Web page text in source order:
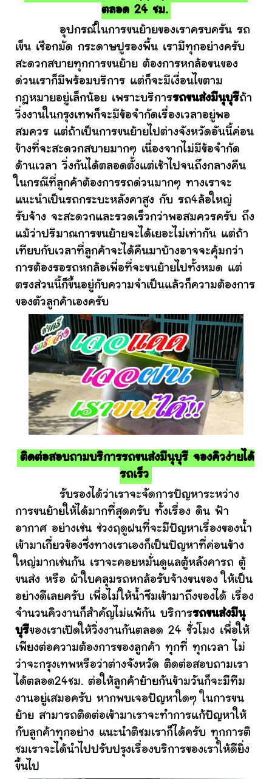
ตลอด 24 ชม.
อุปกรณ์ในการขนย้ายของเราครบครัน รถ
เข็น เชือกมัด กระดาษปูรองพื้น เรามีทุกอย่างครับ
สะดวกสบายทุกการขนย้าย ต้องการหกล้อขนของ
ด่วนเราก็มีพร้อมบริการ แต่ก็จะมีเงื่อนไขตาม
กฎหมายอยู่เล็กน้อย เพราะบริการรถขนส่งมีนุบุรีถ้า
วิ่งงานในกรุงเทพก็จะมีข้อจำกัดเรื่องเวลาอยู่พอ
สมควร แต่ถ้าเป็นการขนย้ายไปต่างจังหวัดอันนี้ค่อน
ข้างที่จะสะดวกสบายมากๆ เนื่องจากไม่มีข้อจำกัด
ด้านเวลา วิ่งกันได้ตลอดตั้งแต่เช้าไปจนถึงกลางคืน
ในกรณีที่ลูกค้าต้องการรถด่วนมากๆ ทางเราจะ
แนะนำเป็นรถกระบะหลังคาสูง กับ รถ4ล้อใหญ่
รับจ้าง จะสะดวกและรวดเร็วกว่าพอสมควรครับ ถึง
แม้ว่าปริมาณการขนย้ายจะได้เยอะไม่เท่ากัน แต่ถ้า
เทียบกับเวลาที่ลูกค้าจะได้คืนมาบ้างอาจจะคุ้มกว่า
การต้องรอรถหกล้อเพื่อที่จะขนย้ายไปทั้งหมด แต่
ตรงส่วนนี้ก็ขึ้นอยู่กับความจำเป็นแล้วก็ความต้องการ
ของตัวลูกค้าเองครับ
ติดต่อสอบถามบริการรถขนส่งมีนุบุรี จองคิวง่ายได้
รถเร็ว
รับรองได้ว่าเราจะจัดการปัญหาระหว่าง
การขนย้ายให้ได้มากที่สุดครับ ทั้งเรื่อง ดิน ฟ้า
อากาศ อย่างเช่น ช่วงฤดูฝนที่จะมีปัญหาเรื่องของน้ำ
เข้ามาเกี่ยวข้องซึ่งทางเราเองก็เป็นปัญหาที่ค่อนข้าง
ใหญ่มากเช่นกัน เราจะคอยหมั่นดูแลตู้หลังคารถ ตู้
ขนส่ง หรือ ผ้าใบคลุมรถหกล้อรับจ้างขนของ ให้เป็น
อย่างดีเลยครับ เพื่อไม่ให้น้ำซึมเข้ามาถึงของได้ เรื่อง
จำนวนคิวงานก็สำคัญไม่แพ้กัน บริการรถขนส่งมีนุ
บุรีของเราเปิดให้วิ่งงานกันตลอด 24 ชั่วโมง เพื่อให้
เพียงต่อความต้องการของลูกค้า ทุกที่ ทุกเวลา ไม่
ว่าจะกรุงเทพหรือว่าต่างจังหวัด ติดต่อสอบถามเรา
ได้ตลอด24ชม. ต่อให้ลูกค้าย้ายกันข้ามวันก็จะมีทีม
งานอยู่เสมอครับ หากพบเจอปัญหาใดๆ ในการขน
ย้าย สามารถติดต่อเข้ามาเราจะทำการแก้ปัญหาให้
กับลูกค้าทุกอย่าง แนะนำติชมเราก็ได้ครับ ทุกการติ
ชมเราจะได้นำไปปรับปรุงเรื่องบริการของเราให้ดียิ่ง
ขึ้นไป